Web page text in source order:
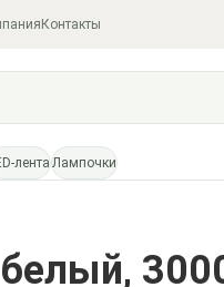
Контакты
лента Лампочки